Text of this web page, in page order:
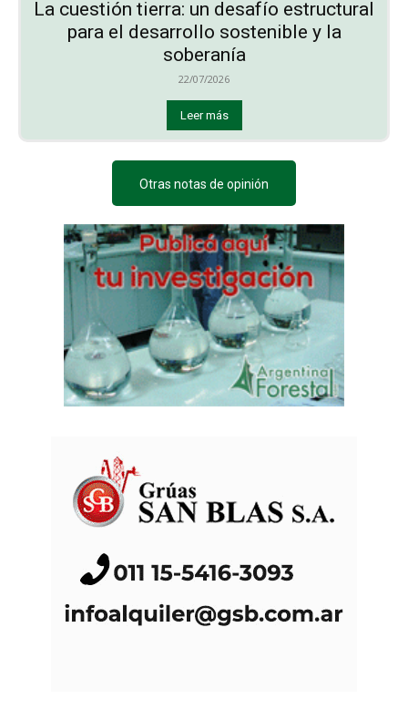
La cuestión tierra: un desafío estructural
para el desarrollo sostenible y la
soberanía
22/07/2026
Leer más
Otras notas de opinión